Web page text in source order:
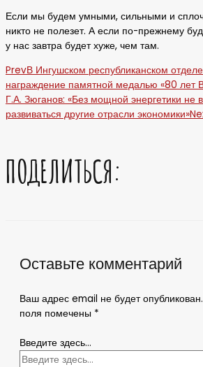
Если мы будем умными, сильными и
никто не полезет. А если по-прежнему
у нас завтра будет хуже, чем там.
PrevВ Ингушском республиканском
награждение памятной медалью «80 лет
Г.А. Зюганов: «Без мощной энергетики не
развиваться другие отрасли экономики»
ПОДЕЛИТЬСЯ:
Оставьте комментарий
Ваш адрес email не будет опубликован.
поля помечены *
Введите здесь...